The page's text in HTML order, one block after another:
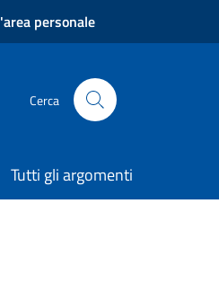
personale
Cerca
Tutti gli argomenti